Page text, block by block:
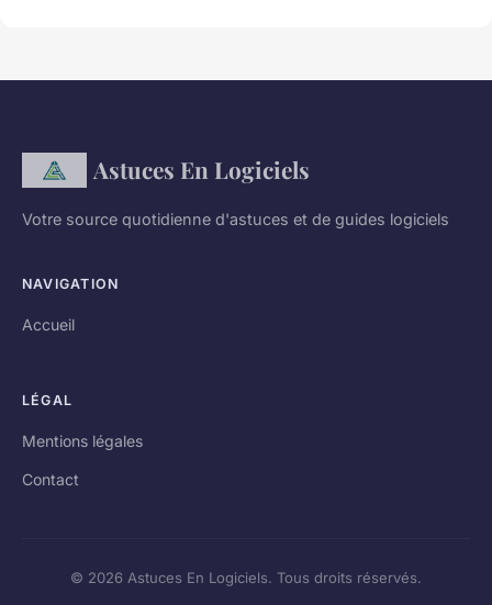
Astuces En Logiciels
Votre source quotidienne d'astuces et de guides logiciels
NAVIGATION
Accueil
LÉGAL
Mentions légales
Contact
© 2026 Astuces En Logiciels. Tous droits réservés.